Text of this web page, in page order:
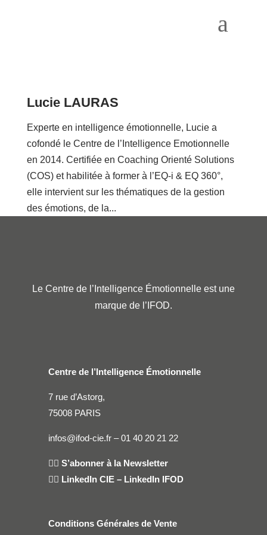
a
Lucie LAURAS
Experte en intelligence émotionnelle, Lucie a
cofondé le Centre de l’Intelligence Emotionnelle
en 2014. Certifiée en Coaching Orienté Solutions
(COS) et habilitée à former à l’EQ-i & EQ 360°,
elle intervient sur les thématiques de la gestion
des émotions, de la...
Le Centre de l’Intelligence Émotionnelle est une
marque de l’IFOD.
Centre de l’Intelligence Émotionnelle
7 rue d’Astorg,
75008 PARIS
infos@ifod-cie.fr –01 40 20 21 22
👉🏻 S’abonner à la Newsletter
👉🏻 LinkedIn CIE– LinkedIn IFOD
Conditions Générales de Vente